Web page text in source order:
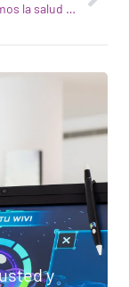
Universalizamos la salud visual con la tecnología
y